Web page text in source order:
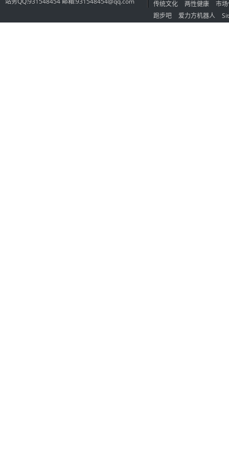
传统文化
两性健康
市
跑步吧
爱力方机器人